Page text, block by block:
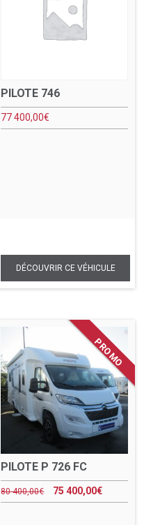
PILOTE 746
77 400,00€
PILOTE P 726 FC
80 400,00€ 75 400,00€